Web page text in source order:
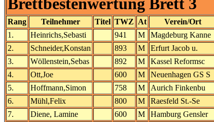
Rang Teilnehmer Titel TWZ At Verein/Ort
1.
Heinrichs,Sebasti 941 M Magdeburg Kanne
2.
Schneider,Konstan 893 M Erfurt Jacob u.
3.
Wöllenstein,Sebas 892 M Kassel Reformsc
4.
Ott,Joe 600 M Neuenhagen GS S
5.
Hoffmann,Simon 758 M Aurich Finkenbu
6.
Mühl,Felix 800 M Raesfeld St.-Se
7.
Diene, Lamine 600 M Hamburg Gensler